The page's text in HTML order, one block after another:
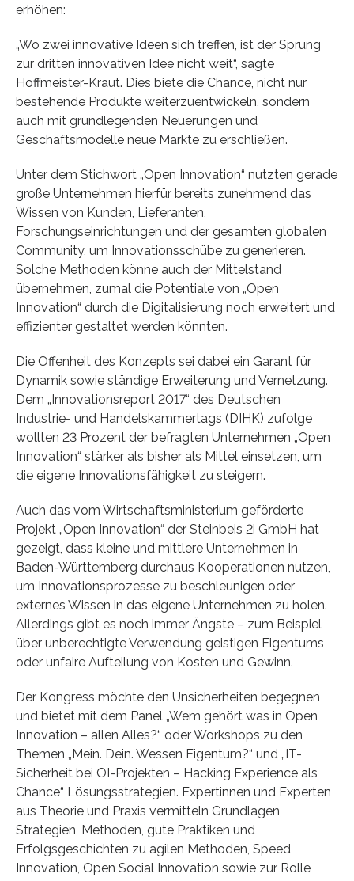
erhöhen:
„Wo zwei innovative Ideen sich treffen, ist der Sprung
zur dritten innovativen Idee nicht weit“, sagte
Hoffmeister-Kraut. Dies biete die Chance, nicht nur
bestehende Produkte weiterzuentwickeln, sondern
auch mit grundlegenden Neuerungen und
Geschäftsmodelle neue Märkte zu erschließen.
Unter dem Stichwort „Open Innovation“ nutzten gerade
große Unternehmen hierfür bereits zunehmend das
Wissen von Kunden, Lieferanten,
Forschungseinrichtungen und der gesamten globalen
Community, um Innovationsschübe zu generieren.
Solche Methoden könne auch der Mittelstand
übernehmen, zumal die Potentiale von „Open
Innovation“ durch die Digitalisierung noch erweitert und
effizienter gestaltet werden könnten.
Die Offenheit des Konzepts sei dabei ein Garant für
Dynamik sowie ständige Erweiterung und Vernetzung.
Dem „Innovationsreport 2017“ des Deutschen
Industrie- und Handelskammertags (DIHK) zufolge
wollten 23 Prozent der befragten Unternehmen „Open
Innovation“ stärker als bisher als Mittel einsetzen, um
die eigene Innovationsfähigkeit zu steigern.
Auch das vom Wirtschaftsministerium geförderte
Projekt „Open Innovation“ der Steinbeis 2i GmbH hat
gezeigt, dass kleine und mittlere Unternehmen in
Baden-Württemberg durchaus Kooperationen nutzen,
um Innovationsprozesse zu beschleunigen oder
externes Wissen in das eigene Unternehmen zu holen.
Allerdings gibt es noch immer Ängste – zum Beispiel
über unberechtigte Verwendung geistigen Eigentums
oder unfaire Aufteilung von Kosten und Gewinn.
Der Kongress möchte den Unsicherheiten begegnen
und bietet mit dem Panel „Wem gehört was in Open
Innovation – allen Alles?“ oder Workshops zu den
Themen „Mein. Dein. Wessen Eigentum?“ und „IT-
Sicherheit bei OI-Projekten – Hacking Experience als
Chance“ Lösungsstrategien. Expertinnen und Experten
aus Theorie und Praxis vermitteln Grundlagen,
Strategien, Methoden, gute Praktiken und
Erfolgsgeschichten zu agilen Methoden, Speed
Innovation, Open Social Innovation sowie zur Rolle